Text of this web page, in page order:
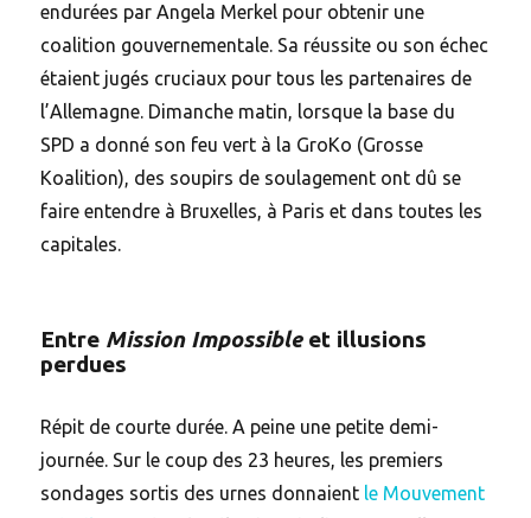
endurées par Angela Merkel pour obtenir une
coalition gouvernementale. Sa réussite ou son échec
étaient jugés cruciaux pour tous les partenaires de
l’Allemagne. Dimanche matin, lorsque la base du
SPD a donné son feu vert à la GroKo (Grosse
Koalition), des soupirs de soulagement ont dû se
faire entendre à Bruxelles, à Paris et dans toutes les
capitales.
Entre Mission Impossibleet illusions
perdues
Répit de courte durée. A peine une petite demi-
journée. Sur le coup des 23 heures, les premiers
sondages sortis des urnes donnaient le Mouvement